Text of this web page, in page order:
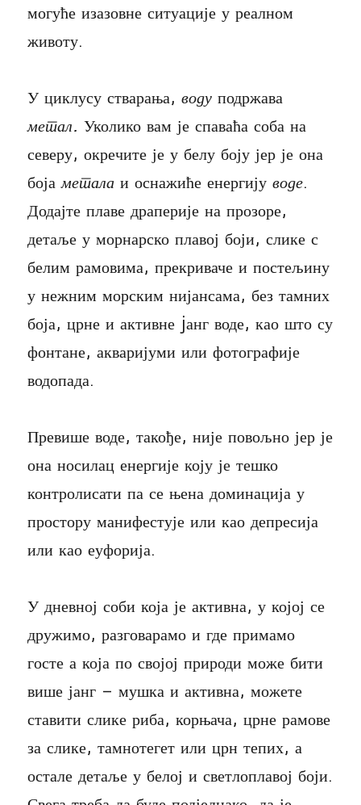
могуће изазовне ситуације у реалном
животу.
У циклусу стварања,воду подржава
метал. Уколико вам је спаваћа соба на
северу, окречите је у белу боју јер је она
бојаметала и оснажиће енергијуводе.
Додајте плаве драперије на прозоре,
детаље у морнарско плавој боји, слике с
белим рамовима, прекриваче и постељину
у нежним морским нијансама, без тамних
боја, црне и активне jанг воде, као што су
фонтане, акваријуми или фотографије
водопада.
Превише воде, такође, није повољно јер је
она носилац енергије коју је тешко
контролисати па се њена доминација у
простору манифестује или као депресија
или као еуфорија.
У дневној соби која је активна, у којој се
дружимо, разговарамо и где примамо
госте а која по својој природи може бити
више јанг – мушка и активна, можете
ставити слике риба, корњача, црне рамове
за слике, тамнотегет или црн тепих, а
остале детаље у белој и светлоплавој боји.